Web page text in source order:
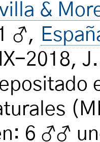
&
♂,
2018,
6 ♂♂